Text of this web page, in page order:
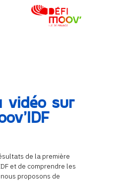
vidéo sur
de la première
et de comprendre les
proposons de